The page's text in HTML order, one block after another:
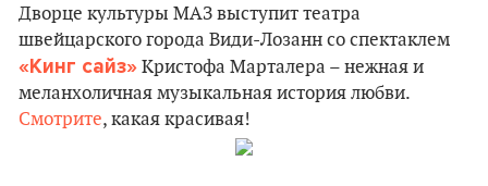
Дворце культуры МАЗ выступит театра
швейцарского города Види-Лозанн со спектаклем
«Кинг сайз» Кристофа Марталера – нежная и
меланхоличная музыкальная история любви.
Смотрите, какая красивая!